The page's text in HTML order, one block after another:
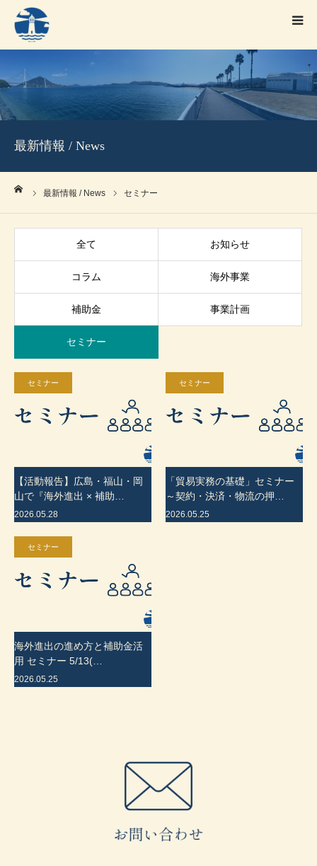
最新情報 / News
最新情報 / News セミナー
全て お知らせ
コラム 海外事業
補助金 事業計画
セミナー
セミナー
【活動報告】広島・福山・岡
山で『海外進出 × 補助…
2026.05.28
セミナー
「貿易実務の基礎」セミナー
～契約・決済・物流の押…
2026.05.25
セミナー
海外進出の進め方と補助金活
用 セミナー 5/13(…
2026.05.25
事業案内
プロフィール(経営相談 代表)
プロフィール(法律事務所代表)
資料ダウンロード